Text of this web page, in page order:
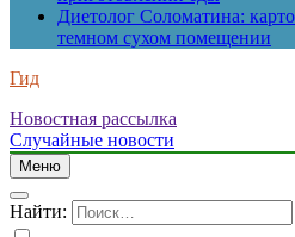
Диетолог Соломатина:
темном сухом помещении
Гид
Новостная рассылка
Случайные новости
Меню
Найти: